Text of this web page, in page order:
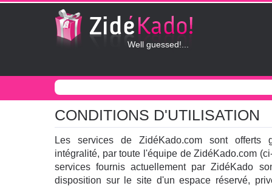
Well guessed!...
CONDITIONS D'UTILISATION
Les services de ZidéKado.com sont offerts
intégralité, par toute l'équipe de ZidéKado.com
services fournis actuellement par ZidéKado
disposition sur le site d'un espace réservé,